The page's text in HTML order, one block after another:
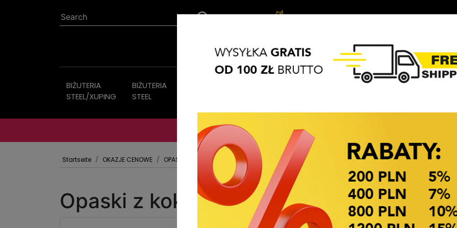
BIŻUTERIA
STEEL/XUPING
BIŻUTERIA
STEEL
OKAZJE CENOWE
Startseite OKAZJE CENOWE OPASKI
Opaski z kokardami
Verfügbarkeit: